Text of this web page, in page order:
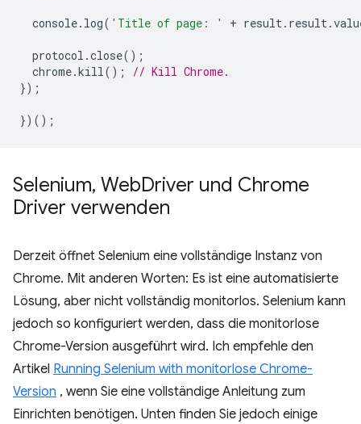
console. log( 'Title of page: ' + result. result.
protocol .close();
chrome.kill();
// Kill Chrome.
});
})();
Selenium, WebDriver und Chrome
Driver verwenden
Derzeit öffnet Selenium eine vollständige Instanz von
Chrome. Mit anderen Worten: Es ist eine automatisierte
Lösung, aber nicht vollständig monitorlos. Selenium kann
jedoch so konfiguriert werden, dass die monitorlose
Chrome-Version ausgeführt wird. Ich empfehle den
Artikel Running Selenium with monitorlose Chrome-
Version , wenn Sie eine vollständige Anleitung zum
Einrichten benötigen. Unten finden Sie jedoch einige